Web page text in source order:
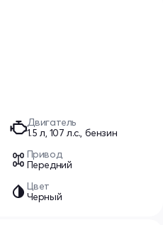
Двигатель
1.5 л, 107 л.с., бензин
Привод
Передний
Цвет
Черный